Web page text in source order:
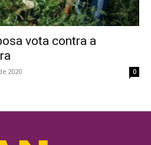
vota contra a
2020 0